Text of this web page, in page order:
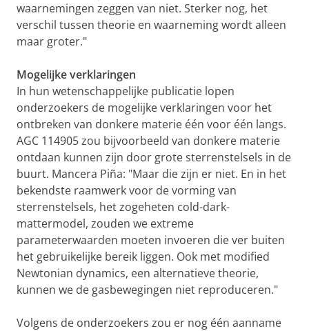
waarnemingen zeggen van niet. Sterker nog, het
verschil tussen theorie en waarneming wordt alleen
maar groter."
Mogelijke verklaringen
In hun wetenschappelijke publicatie lopen
onderzoekers de mogelijke verklaringen voor het
ontbreken van donkere materie één voor één langs.
AGC 114905 zou bijvoorbeeld van donkere materie
ontdaan kunnen zijn door grote sterrenstelsels in de
buurt. Mancera Piña: "Maar die zijn er niet. En in het
bekendste raamwerk voor de vorming van
sterrenstelsels, het zogeheten cold-dark-
mattermodel, zouden we extreme
parameterwaarden moeten invoeren die ver buiten
het gebruikelijke bereik liggen. Ook met modified
Newtonian dynamics, een alternatieve theorie,
kunnen we de gasbewegingen niet reproduceren."
Volgens de onderzoekers zou er nog één aanname